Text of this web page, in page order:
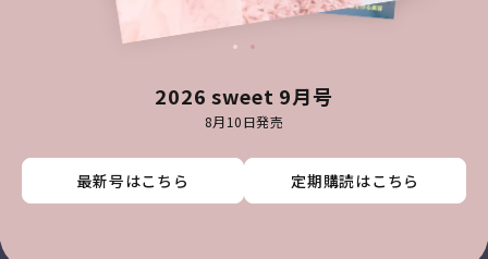
2026 sweet 9月号
8月10日発売
最新号はこちら 定期購読はこちら
最新号はこちら 定期購読はこちら
最新号はこちら 定期購読はこちら
最新号はこちら 定期購読はこちら